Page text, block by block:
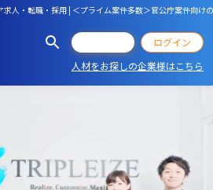
人・転職・採用 | ＜プライム案件多数＞官公庁案件向
ログイン
人材をお探しの企業様はこちら